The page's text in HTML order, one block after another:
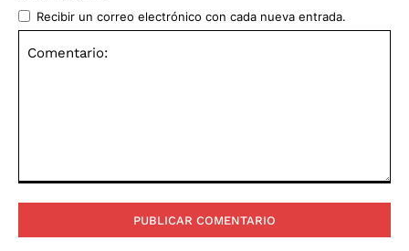
Recibir un correo electrónico con cada nueva entrada.